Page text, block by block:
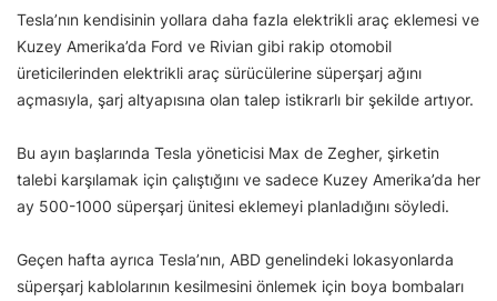
Tesla’nın kendisinin yollara daha fazla elektrikli araç eklemesi ve
Kuzey Amerika’da Ford ve Rivian gibi rakip otomobil
üreticilerinden elektrikli araç sürücülerine süperşarj ağını
açmasıyla, şarj altyapısına olan talep istikrarlı bir şekilde artıyor.
Bu ayın başlarında Tesla yöneticisi Max de Zegher, şirketin
talebi karşılamak için çalıştığını ve sadece Kuzey Amerika’da her
ay 500-1000 süperşarj ünitesi eklemeyi planladığını söyledi.
Geçen hafta ayrıca Tesla’nın, ABD genelindeki lokasyonlarda
süperşarj kablolarının kesilmesini önlemek için boya bombaları